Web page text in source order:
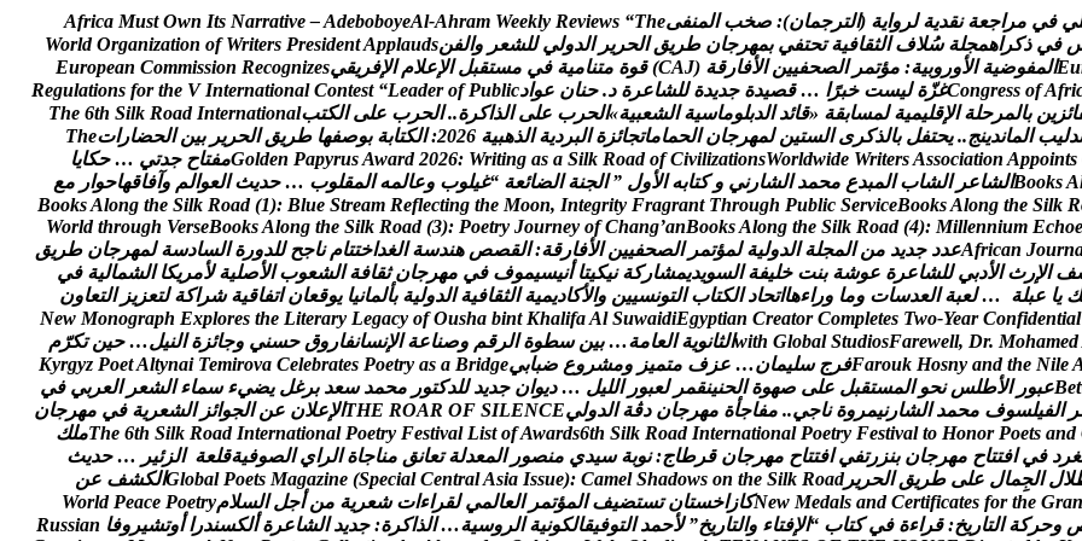
لي في مراجعة نقدية لر واية (الترجمان)
: صخب المنفى Africa Must Own Its Narrative –AdeboboyeAl-Ahram Weekly Reviews “The
في ذكراهمجلة سلف الثقافية تحتفي بمهرجان طريق الحرير الدولي للشعر والفن World Organization of Writers PresidentApplauds
Eu المفوضية الور وبية: مؤتمر الصحفيين الفارقة (
CAJ
) قوة متنامية في مستقبل العلم الفريقي European Commission Recognizes
Congress ofAfri غزة ليست خبرا … قصيدة جديدة للشاعرة د. حنان عواد Regulations for the V International Contest “Leader of Public
ائزين بالمرحلة القليمية لمسابقة «قائد الدبلوماسية الشعبية»الحرب على الذاكرة.
. الحرب على الكتب The 6th Silk Road International
دليب الماندينج.
. يحتفل بالذكرى الستين لمهرجان الحماماتجائزة البردية الذهبية 2026
: الكتابة بوصفها طريق الحرير بين الحضارات The
Golden PapyrusAward 2026: Writing as a Silk Road of CivilizationsWorldwide WritersAssociation Appoints مفتاح جدتي … حكايا
BooksA الشاعر الشاب المبدع محمد الشارني و كتابه الول ” الجنة الضائعة “غيلوب وعالمه المقلوب … حديث العوالم وآفاقهاحوار مع
BooksAlong the Silk Road (1): Blue Stream Reflecting the Moon, Integrity Fragrant Through Public ServiceBooksAlong the Silk R
World through VerseBooksAlong the Silk Road (3): Poetry Journey of Chang’anBooksAlong the Silk Road (4): Millennium Echoe
African Journ عدد جديد من المجلة الدولية لمؤتمر الصحفيين الفارقة: القصص هندسة الغداختتام ناجح للدورة السادسة لمهرجان طريق
ف الرث الدبي للشاعرة عوشة بنت خليفة السويديمشاركة نيكيتا أنيسيموف في مهرجان ثقافة الشعوب الصلية لمريكا الشمالية في
ك يا عبلة … لعبة العدسات وما وراءهااتحاد الكتاب التونسيين والكاديمية الثقافية الدولية بألمانيا يوقعان اتفاقية شراكة لتعزيز التعاون
New Monograph Explores the Literary Legacy of Ousha bint KhalifaAl SuwaidiEgyptian Creator Completes Two-Year Confidential
with Global StudiosFarewell, Dr. Mohamed الثانوية العامة… بين سطوة الرقم وصناعة النسانفار وق حسني وجائزة النيل… حين تكرم
Farouk Hosny and the NileA فرج سليمان… عزف متميز ومشر وع ضبابي Kyrgyz PoetAltynai Temirova Celebrates Poetry as a Bridge
Bet عبور الطلس نحو المستقبل على صهوة الحنينقمر لعبور الليل … ديوان جديد للدكتور محمد سعد برغل يضيء سماء الشعر العربي في
ر الفيلسوف محمد الشارنيمر وة ناجي.
. مفاجأة مهرجان دڨة الدولي THE ROAR OF SILENCE العلن عن الجوائز الشعرية في مهرجان
The 6th Silk Road International Poetry Festival List ofAwards6th Silk Road International Poetry Festival to Honor Poets and ملك
غرد في افتتاح مهرجان بنزرتفي افتتاح مهرجان قرطاج: نوبة سيدي منصور المعدلة تعانق مناجاة الراي الصوفيةقلعة الزئير … حديث
لل الجمال على طريق الحرير Global Poets Magazine (Special CentralAsia Issue): Camel Shadows on the Silk Road الكشف عن
New Medals and Certificates for the Gran كازاخستان تستضيف المؤتمر العالمي لقراءات شعرية من أجل السلم World Peace Poetry
وحركة التاريخ: قراءة في كتاب “الفتاء والتاريخ” لحمد التوفيقالكونية الر وسية… الذاكرة: جديد الشاعرة ألكسندرا أوتشير وفا Russian